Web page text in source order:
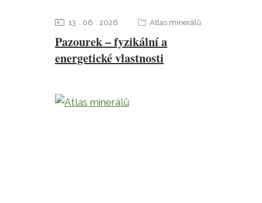
Pazourek – fyzikální a
energetické vlastnosti
13 06 2026 Atlas minerálů